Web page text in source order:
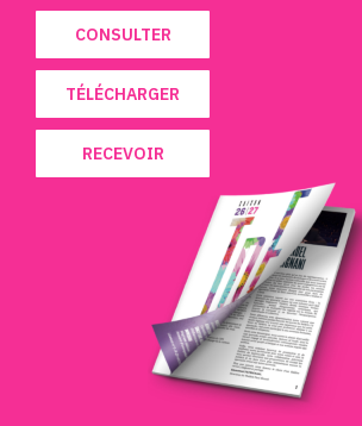
CONSULTER
TÉLÉCHARGER
RECEVOIR